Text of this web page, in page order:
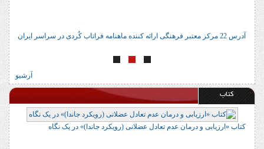
آدرس 22 مرکز معتبر فرهنگی ارائه کننده ماهنامه فراتاب کُردی در سراسر ایران
آرشیو
کتاب
کتاب «ارزیابی و درمان عدم تعادل عضلانی (رویکرد جاندا)» در یک نگاه